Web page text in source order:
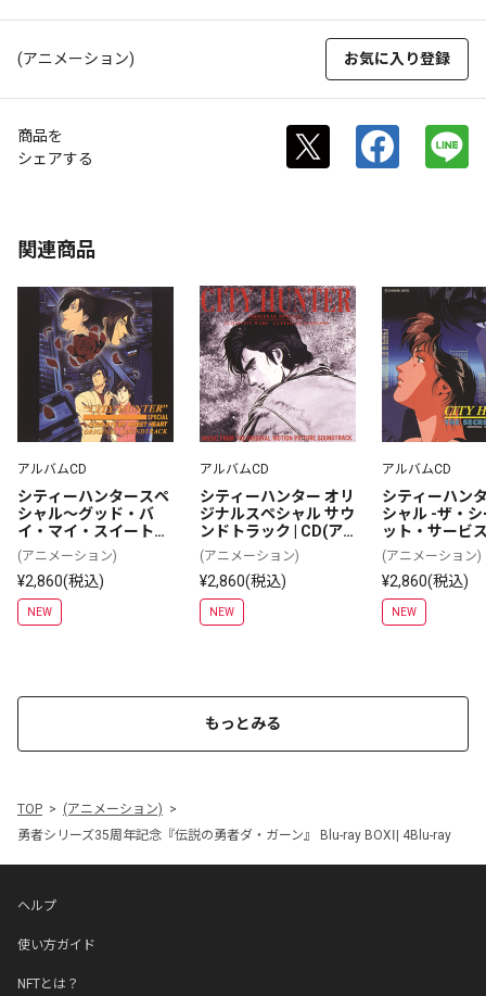
(アニメーション) お気に入り登録
商品を
シェアする
関連商品
アルバムCD
シティーハンタースペ
シャル～グッド・バ
イ・マイ・スイート・
ハート オリジナルサウ
ンドトラック | CD(ア
ルバム)
(アニメーション)
¥2,860(税込)
NEW
アルバムCD
シティーハンター オリ
ジナルスペシャル サウ
ンドトラック | CD(ア
ルバム)
(アニメーション)
¥2,860(税込)
NEW
アルバムCD
シティーハン
シャル -ザ・
ット・サービ
ジナルサウン
ク | CD(アルバ
(アニメーション)
¥2,860(税込)
NEW
もっとみる
TOP
(アニメーション)
勇者シリーズ35周年記念『伝説の勇者ダ・ガーン』 Blu-ray BOXⅠ| 4Blu-ray
ヘルプ
使い方ガイド
NFTとは？